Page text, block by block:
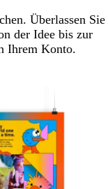
Überlassen Sie
der Idee bis zur
Ihrem Konto.